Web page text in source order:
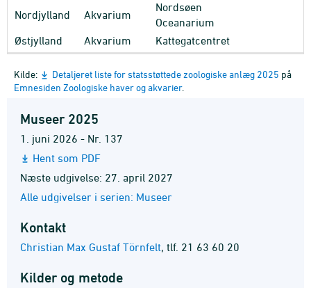
Nordjylland Akvarium
Nordsøen
Oceanarium
Østjylland Akvarium Kattegatcentret
Kilde: Detaljeret liste for statsstøttede zoologiske anlæg 2025 på
Emnesiden Zoologiske haver og akvarier.
Museer 2025
1. juni 2026 - Nr. 137
Hent som PDF
Næste udgivelse: 27. april 2027
Alle udgivelser i serien: Museer
Kontakt
Christian Max Gustaf Törnfelt, tlf. 21 63 60 20
Kilder og metode